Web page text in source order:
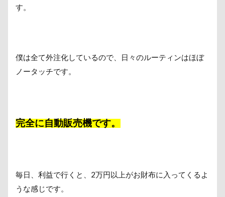
す。
僕は全て外注化しているので、日々のルーティンはほぼ
ノータッチです。
完全に自動販売機です。
毎日、利益で行くと、2万円以上がお財布に入ってくるよ
うな感じです。